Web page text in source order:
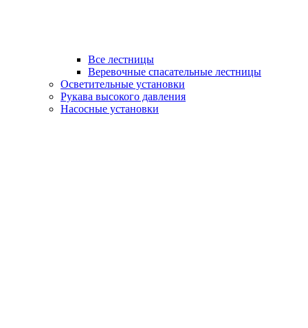
Все лестницы
Веревочные спасательные лестницы
Осветительные установки
Рукава высокого давления
Насосные установки